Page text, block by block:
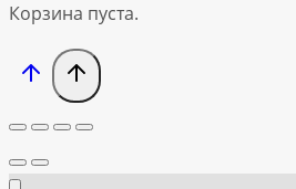
Корзина пуста.